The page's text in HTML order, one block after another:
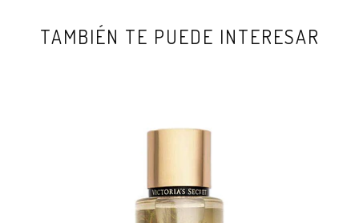
TAMBIÉN TE PUEDE INTERESAR